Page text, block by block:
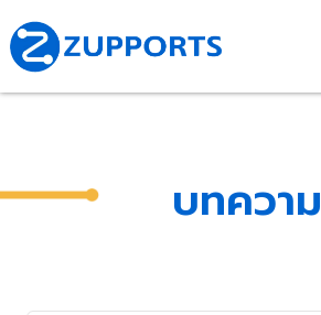
บทความ